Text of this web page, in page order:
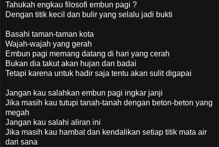
Tahukah engkau filosofi embun pagi ?
Dengan titik kecil dan bulir yang selalu jadi bukti
Basahi taman-taman kota
Wajah-wajah yang gerah
Embun pagi memang datang di hari yang cerah
Bukan dia takut akan hujan dan badai
Tetapi karena untuk hadir saja tentu akan sulit digapai
Jangan kau salahkan embun pagi ingkar janji
Jika masih kau tutupi tanah-tanah dengan beton-beton yang
megah
Jangan kau salahi aliran ini
Jika masih kau hambat dan kendalikan setiap titik mata air
dari sana